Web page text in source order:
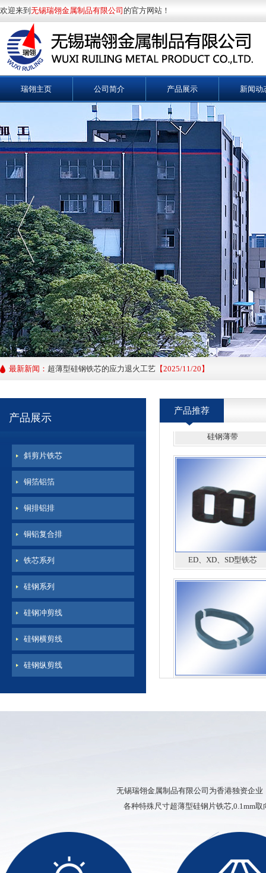
欢迎来到 无锡瑞翎金属制品有限公司 的官方网站！
瑞翎主页 公司简介 产品展示 新闻动
最新新闻： 超薄型硅钢铁芯的应力退火工艺 【2025/11/20】
超薄型硅钢铁芯的优势与注意事项 【2024/03/10】
产品展示
斜剪片铁芯
铜箔铝箔
铜排铝排
铜铝复合排
铁芯系列
硅钢系列
硅钢冲剪线
硅钢横剪线
硅钢纵剪线
产品推荐
钳型铁芯
ED、XD、SD型铁芯
钳型铁芯
无锡瑞翎金属制品有限公司为香港独资企
各种特殊尺寸超薄型硅钢片铁芯,0.1mm